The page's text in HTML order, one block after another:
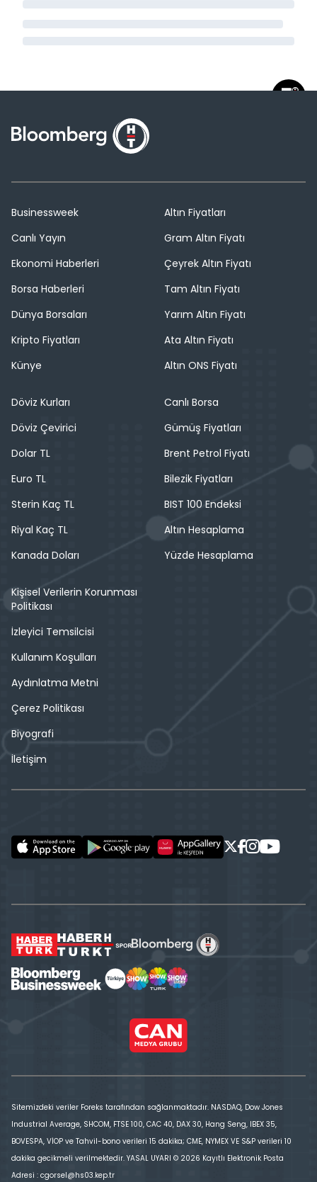
Businessweek
Canlı Yayın
Ekonomi Haberleri
Borsa Haberleri
Dünya Borsaları
Kripto Fiyatları
Künye
Altın Fiyatları
Gram Altın Fiyatı
Çeyrek Altın Fiyatı
Tam Altın Fiyatı
Yarım Altın Fiyatı
Ata Altın Fiyatı
Altın ONS Fiyatı
Döviz Kurları
Döviz Çevirici
Dolar TL
Euro TL
Sterin Kaç TL
Riyal Kaç TL
Kanada Doları
Canlı Borsa
Gümüş Fiyatları
Brent Petrol Fiyatı
Bilezik Fiyatları
BIST 100 Endeksi
Altın Hesaplama
Yüzde Hesaplama
Kişisel Verilerin Korunması
Politikası
İzleyici Temsilcisi
Kullanım Koşulları
Aydınlatma Metni
Çerez Politikası
Biyografi
İletişim
Sitemizdeki veriler Foreks tarafından sağlanmaktadır. NASDAQ, Dow Jones
Industrial Average, SHCOM, FTSE 100, CAC 40, DAX 30, Hang Seng, IBEX 35,
BOVESPA, VİOP ve Tahvil-bono verileri 15 dakika; CME, NYMEX VE S&P verileri 10
dakika gecikmeli verilmektedir. YASAL UYARI © 2026 Kayıtlı Elektronik Posta
Adresi : cgorsel@hs03.kep.tr